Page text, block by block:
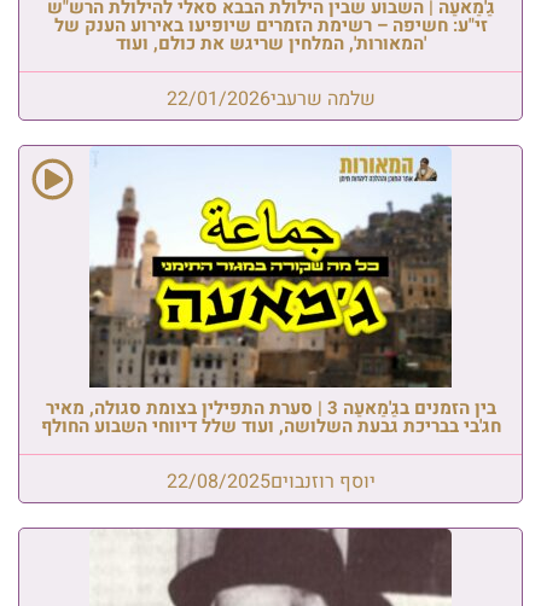
גַ'מַאעַה | השבוע שבין הילולת הבבא סאלי להילולת הרש"ש
זי"ע: חשיפה – רשימת הזמרים שיופיעו באירוע הענק של
'המאורות', המלחין שריגש את כולם, ועוד
שלמה שרעבי22/01/2026
בין הזמנים בגַ'מַאעַה 3 | סערת התפילין בצומת סגולה, מאיר
חג'בי בבריכת גבעת השלושה, ועוד שלל דיווחי השבוע החולף
יוסף רוזנבוים22/08/2025